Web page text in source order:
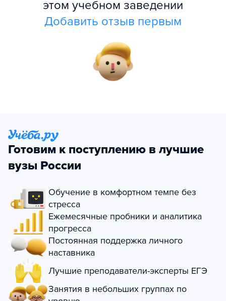
этом учебном заведении
Добавить отзыв первым
Готовим к поступлению в лучшие
вузы России
Обучение в комфортном темпе без
стресса
Ежемесячные пробники и аналитика
прогресса
Постоянная поддержка личного
наставника
Лучшие преподаватели-эксперты ЕГЭ
Занятия в небольших группах по